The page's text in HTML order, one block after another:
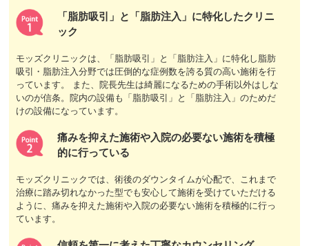
「脂肪吸引」と「脂肪注入」に特化したクリニ
ック
モッズクリニックは、「脂肪吸引」と「脂肪注入」に特化し脂肪
吸引・脂肪注入分野では圧倒的な症例数を誇る質の高い施術を行
っています。 また、院長先生は綺麗になるための手術以外はしな
いのが信条。院内の設備も「脂肪吸引」と「脂肪注入」のためだ
けの設備になっています。
痛みを抑えた施術や入院の必要ない施術を積極
的に行っている
モッズクリニックでは、術後のダウンタイムが心配で、これまで
治療に踏み切れなかった型でも安心して施術を受けていただける
ように、痛みを抑えた施術や入院の必要ない施術を積極的に行っ
ています。